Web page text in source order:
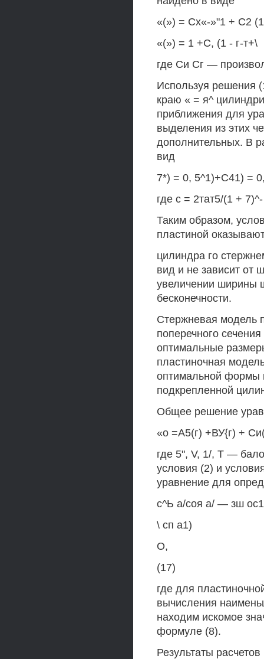
«(») = Сх«-»"1 + С2
«(») = 1 +С, (1 - г-т+\
где Си Сг —
Используя решения
краю « = я^
приближения для
выделения из этих
дополнительных. В
вид
7*) = 0, 5^1)+С41) =
где с = 2тат5/(1 + 7)^-
Таким образом,
пластиной
цилиндра го
вид и не зависит от
увеличении ширины
бесконечности.
Стержневая модель
поперечного
оптимальные
пластиночная
оптимальной формы
подкрепленной
Общее решение
«о =А5(г) +ВУ{г) +
где 5", V, 1/, Т —
условия (2) и
уравнение для
с^Ь а/соя а/ — зш
\ сп а1)
О,
(17)
где для
вычисления
находим искомое
формуле (8).
Результаты